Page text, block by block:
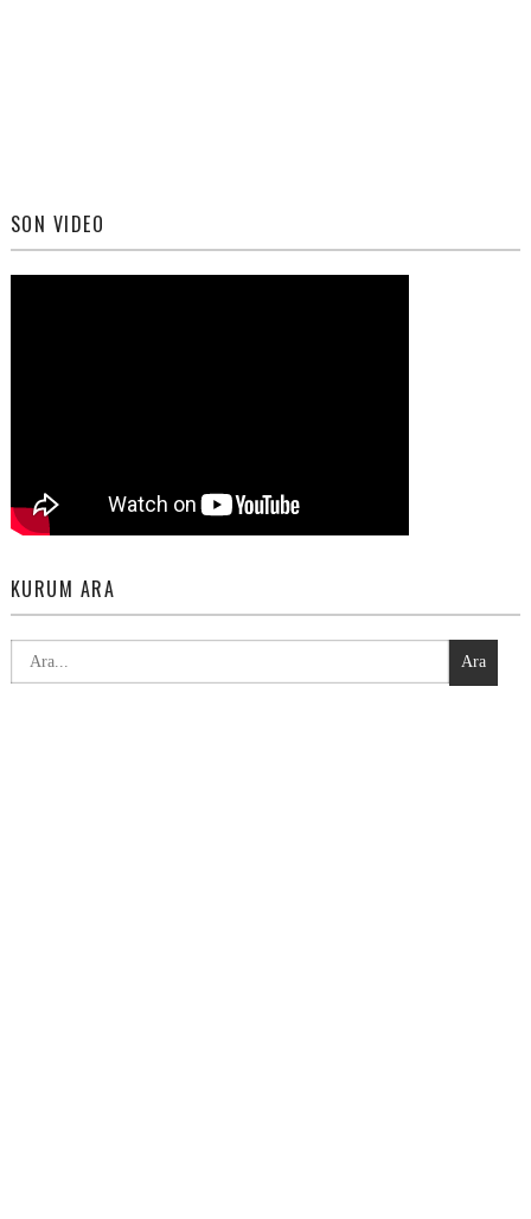
SON VIDEO
KURUM ARA
Ara